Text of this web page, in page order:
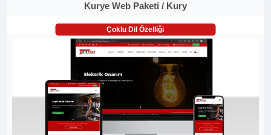
Kurye Web Paketi / Kury
Çoklu Dil Özelliği